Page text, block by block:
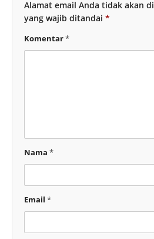
Alamat email Anda tidak akan
yang wajib ditandai *
Komentar*
Nama *
Email *